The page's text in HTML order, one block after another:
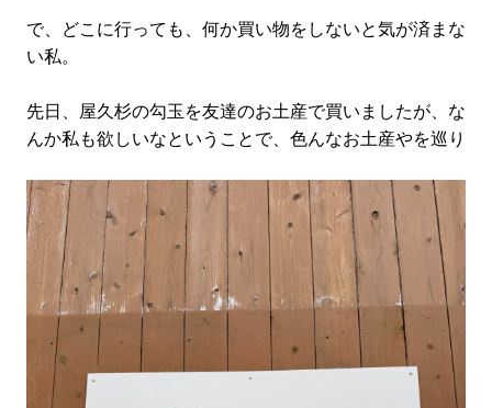
で、どこに行っても、何か買い物をしないと気が済まな
い私。
先日、屋久杉の勾玉を友達のお土産で買いましたが、な
んか私も欲しいなということで、色んなお土産やを巡り